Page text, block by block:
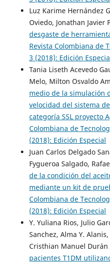
Luz Karime Hernández
Oviedo, Jonathan Javier
desgaste de
Revista Colombiana de
3 (2018): Edición
Tania Liseth Acevedo
Melo, Milton Osvaldo
medio de la simulación
velocidad del sistema
categoría SSL proyecto
Colombiana de
(2018): Edición Especial
Juan Carlos Delgado
Fygueroa Salgado,
de la condición del
mediante un kit de
Colombiana de
(2018): Edición Especial
Y. Yuliana Rios, Julio
Sanchez, Alma Y.
Cristhian Manuel Durán
pacientes T1DM